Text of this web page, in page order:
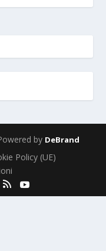
by DeBrand
Policy (UE)